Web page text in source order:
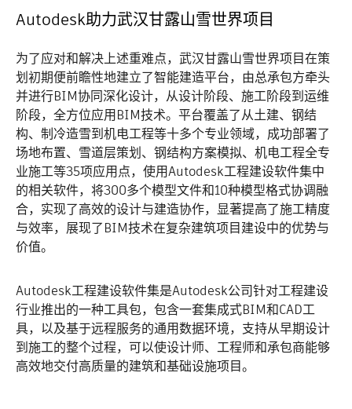
Autodesk助力武汉甘露山雪世界项目
为了应对和解决上述重难点，武汉甘露山雪世界项目在策
划初期便前瞻性地建立了智能建造平台，由总承包方牵头
并进行BIM协同深化设计，从设计阶段、施工阶段到运维
阶段，全方位应用BIM技术。平台覆盖了从土建、钢结
构、制冷造雪到机电工程等十多个专业领域，成功部署了
场地布置、雪道层策划、钢结构方案模拟、机电工程全专
业施工等35项应用点，使用Autodesk工程建设软件集中
的相关软件，将300多个模型文件和10种模型格式协调融
合，实现了高效的设计与建造协作，显著提高了施工精度
与效率，展现了BIM技术在复杂建筑项目建设中的优势与
价值。
Autodesk工程建设软件集是Autodesk公司针对工程建设
行业推出的一种工具包，包含一套集成式BIM和CAD工
具，以及基于远程服务的通用数据环境，支持从早期设计
到施工的整个过程，可以使设计师、工程师和承包商能够
高效地交付高质量的建筑和基础设施项目。